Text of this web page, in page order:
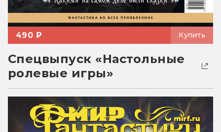
490 ₽ Купить
Спецвыпуск «Настольные
ролевые игры»